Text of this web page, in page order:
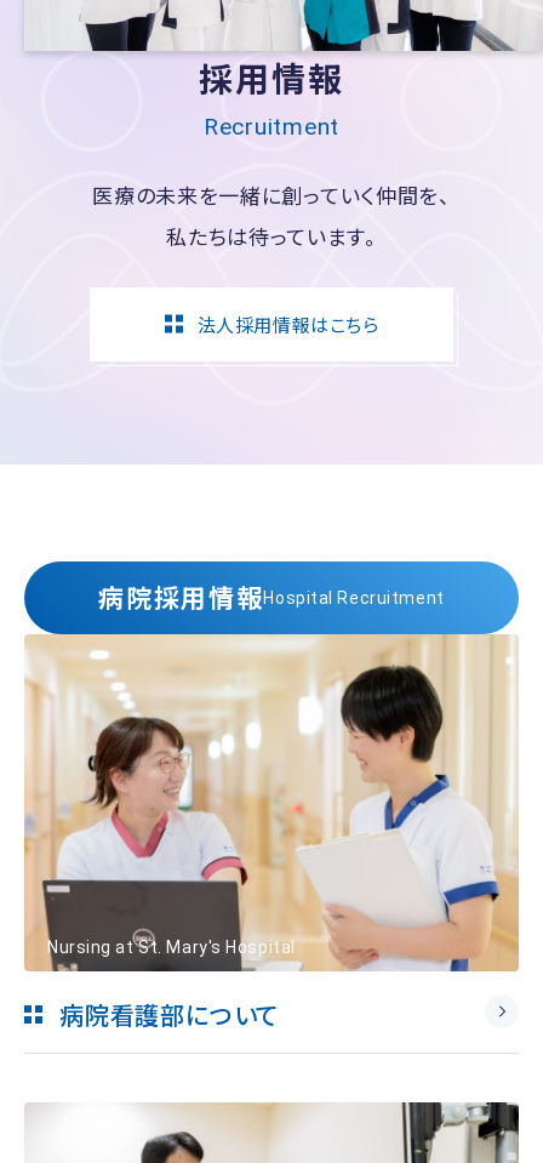
採用情報
Recruitment
医療の未来を一緒に創っていく仲間を、
私たちは待っています。
法人採用情報はこちら
病院採用情報Hospital Recruitment
Nursing at St. Mary's Hospital
病院看護部について